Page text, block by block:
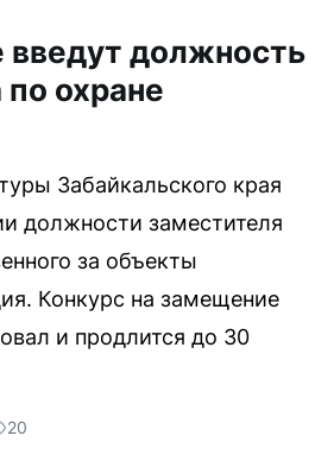
введут должность
охране
Забайкальского края
должности заместителя
за объекты
Конкурс на замещение
и продлится до 30
20